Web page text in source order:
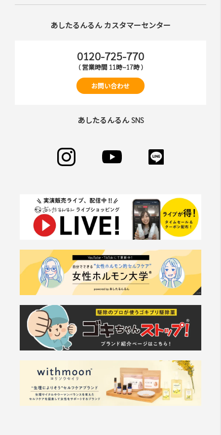
あしたるんるん カスタマーセンター
0120-725-770
( 営業時間 11時~17時 )
お問い合わせ
あしたるんるん SNS